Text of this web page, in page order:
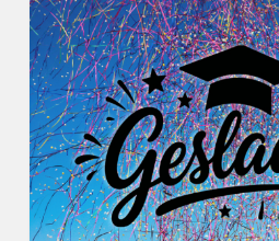
Geslaagden
2026